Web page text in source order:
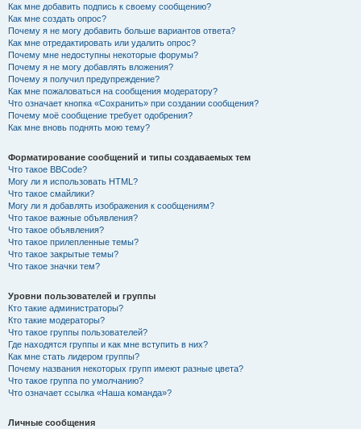
Как мне добавить подпись к своему сообщению?
Как мне создать опрос?
Почему я не могу добавить больше вариантов ответа?
Как мне отредактировать или удалить опрос?
Почему мне недоступны некоторые форумы?
Почему я не могу добавлять вложения?
Почему я получил предупреждение?
Как мне пожаловаться на сообщения модератору?
Что означает кнопка «Сохранить» при создании сообщения?
Почему моё сообщение требует одобрения?
Как мне вновь поднять мою тему?
Форматирование сообщений и типы создаваемых тем
Что такое BBCode?
Могу ли я использовать HTML?
Что такое смайлики?
Могу ли я добавлять изображения к сообщениям?
Что такое важные объявления?
Что такое объявления?
Что такое прилепленные темы?
Что такое закрытые темы?
Что такое значки тем?
Уровни пользователей и группы
Кто такие администраторы?
Кто такие модераторы?
Что такое группы пользователей?
Где находятся группы и как мне вступить в них?
Как мне стать лидером группы?
Почему названия некоторых групп имеют разные цвета?
Что такое группа по умолчанию?
Что означает ссылка «Наша команда»?
Личные сообщения